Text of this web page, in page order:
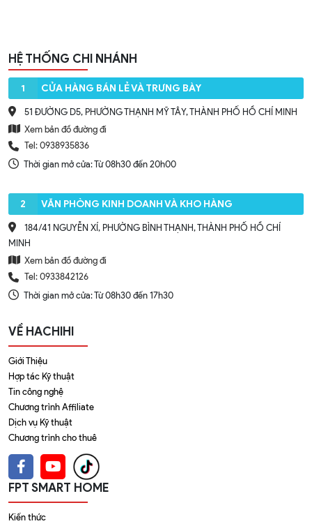
HỆ THỐNG CHI NHÁNH
1 CỬA HÀNG BÁN LẺ VÀ TRƯNG BÀY
51 ĐƯỜNG D5, PHƯỜNG THẠNH MỸ TÂY, THÀNH PHỐ HỒ CHÍ MINH
Xem bản đồ đường đi
Tel: 0938935836
Thời gian mở cửa: Từ 08h30 đến 20h00
2 VĂN PHÒNG KINH DOANH VÀ KHO HÀNG
184/41 NGUYỄN XÍ, PHƯỜNG BÌNH THẠNH, THÀNH PHỐ HỒ CHÍ
MINH
Xem bản đồ đường đi
Tel: 0933842126
Thời gian mở cửa: Từ 08h30 đến 17h30
VỀ HACHIHI
Giới Thiệu
Hợp tác Kỹ thuật
Tin công nghệ
Chương trình Affiliate
Dịch vụ Kỹ thuật
Chương trình cho thuê
FPT SMART HOME
Kiến thức